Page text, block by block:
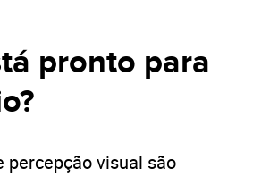
pronto para
percepção visual são